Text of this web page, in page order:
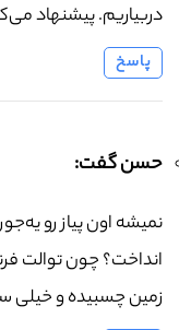
دربیاریم. پیشنهاد
پاسخ
حسن گفت:
نمیشه اون پیاز رو
زمین چسبیده و خیلی